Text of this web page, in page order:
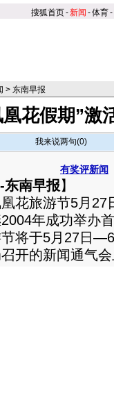
搜狐首页-新闻 -体育-
> 东南早报
凰花假期”激
我来说两句(0)
有奖评新闻
东南早报】
旅游节5月27
2004年成功举办
将于5月27日
开的新闻通气